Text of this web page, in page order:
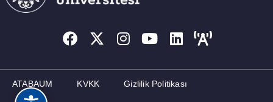
ATABAUM KVKK Gizlilik Politikası